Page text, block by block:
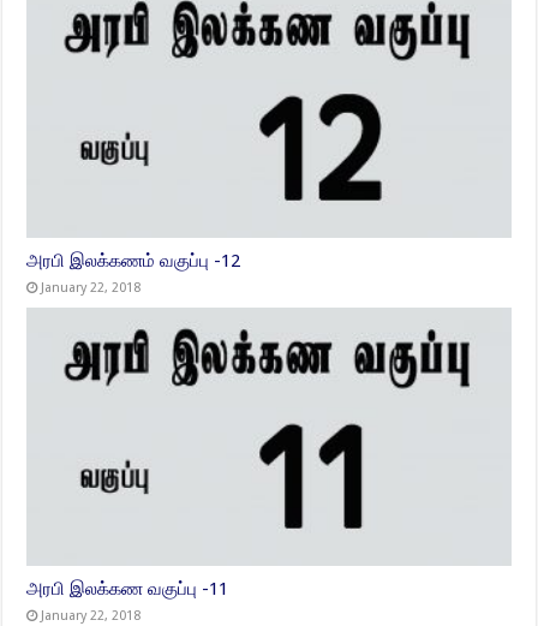
அரபி இலக்கணம் வகுப்பு -12
January 22, 2018
அரபி இலக்கண வகுப்பு -11
January 22, 2018